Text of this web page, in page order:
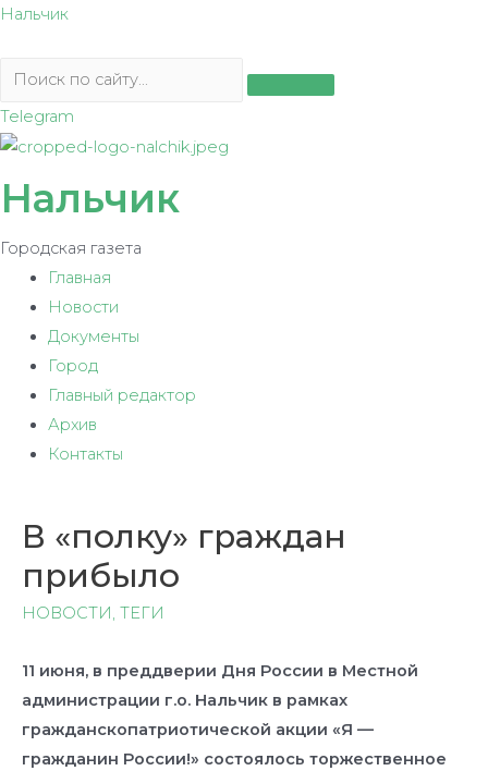
Перейти
содержимому
Нальчик
Telegram
Нальчик
Городская газета
Главная
Новости
Документы
Город
Главный редактор
Архив
Контакты
В «полку» граждан
прибыло
НОВОСТИ, ТЕГИ
11 июня, в преддверии Дня России в Местной
администрации г.о. Нальчик в рамках
гражданскопатриотической акции «Я —
гражданин России!» состоялось торжественное